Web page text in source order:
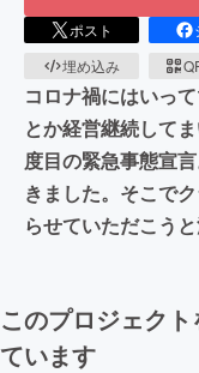
ポスト
埋め込み
コロナ禍にはいっ
とか経営継続して
度目の緊急事態宣
きました。そこで
らせていただこう
このプロジェク
ています